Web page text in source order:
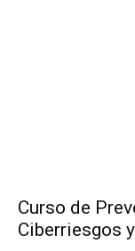
Curso de
Ciberriesgos